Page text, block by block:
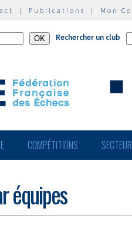
| Publications | Mon
Rechercher un club
COMPÉTITIONS
équipes